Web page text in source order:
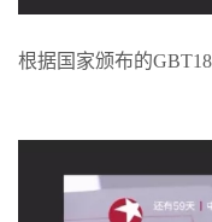
根据国家颁布的